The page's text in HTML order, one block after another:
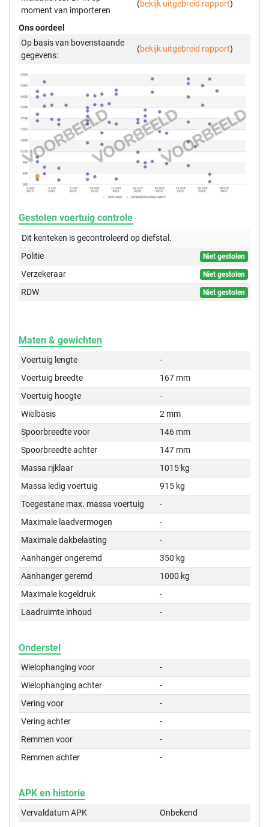
moment van importeren
(bekijk uitgebreid rapport)
Ons oordeel
Op basis van bovenstaande
gegevens:
(bekijk uitgebreid rapport)
Gestolen voertuig controle
Dit kenteken is gecontroleerd opdiefstal.
Politie
Niet gestolen
Verzekeraar Niet gestolen
RDW Niet gestolen
Maten & gewichten
Voertuig lengte
-
Voertuig breedte
167 mm
Voertuig hoogte
-
Wielbasis
2 mm
Spoorbreedte voor
146 mm
Spoorbreedte achter
147 mm
Massa rijklaar
1015 kg
Massa ledig voertuig
915 kg
Toegestane max. massa voertuig
-
Maximale laadvermogen
-
Maximale dakbelasting
-
Aanhanger ongeremd
350 kg
Aanhanger geremd
1000 kg
Maximale kogeldruk
-
Laadruimte inhoud
-
Onderstel
Wielophanging voor
-
Wielophanging achter
-
Vering voor
-
Vering achter
-
Remmen voor
-
Remmen achter
-
APK en historie
Vervaldatum APK
Onbekend